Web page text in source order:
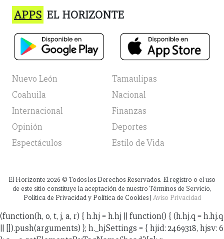
APPS EL HORIZONTE
Nuevo León
Tamaulipas
Coahuila
Nacional
Internacional
Finanzas
Opinión
Deportes
Espectáculos
Estilo de Vida
El Horizonte 2026 © Todos los Derechos Reservados. El registro o el uso
de este sitio constituye la aceptación de nuestro Términos de Servicio,
Política de Privacidad y Política de Cookies | Aviso Privacidad
(function(h, o, t, j, a, r) { h.hj = h.hj || function() { (h.hj.q = h.hj.q
|| []).push(arguments) }; h._hjSettings = { hjid: 2469318, hjsv: 6